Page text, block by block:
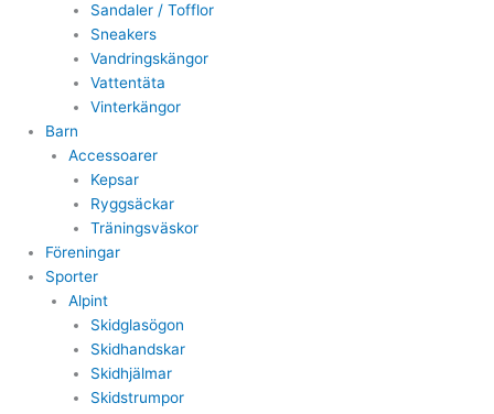
Sandaler / Tofflor
Sneakers
Vandringskängor
Vattentäta
Vinterkängor
Barn
Accessoarer
Kepsar
Ryggsäckar
Träningsväskor
Föreningar
Sporter
Alpint
Skidglasögon
Skidhandskar
Skidhjälmar
Skidstrumpor